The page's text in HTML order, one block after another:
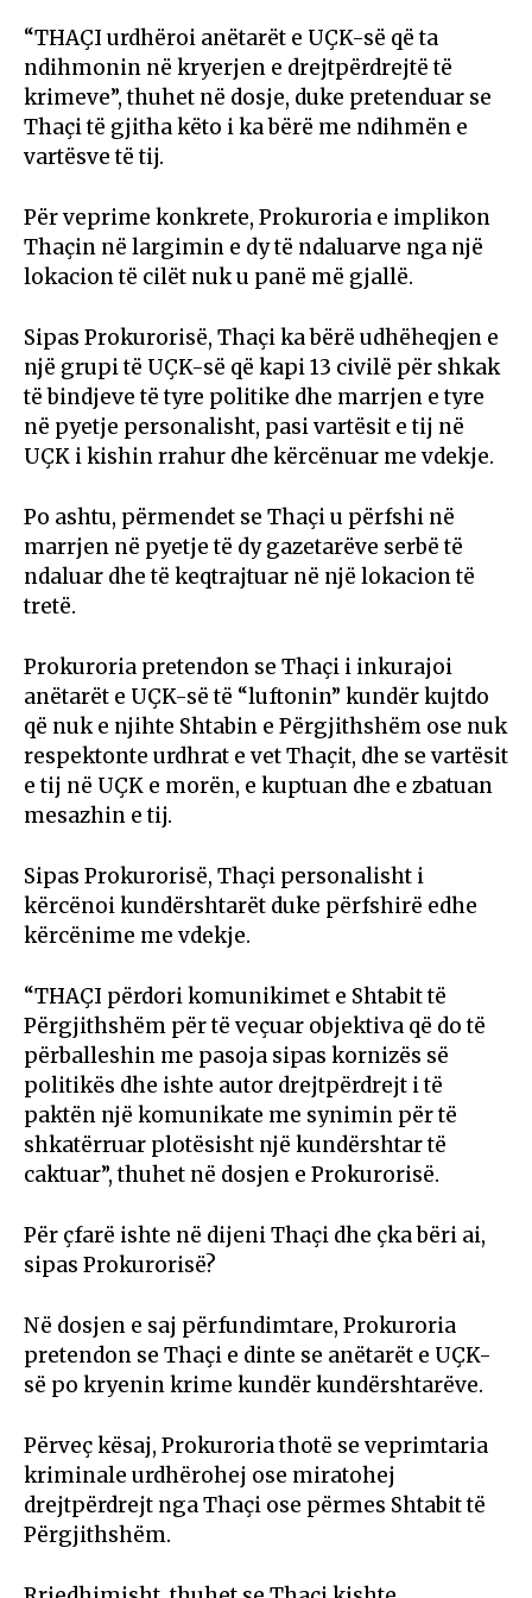
“THAÇI urdhëroi anëtarët e UÇK-së që ta
ndihmonin në kryerjen e drejtpërdrejtë të
krimeve”, thuhet në dosje, duke pretenduar se
Thaçi të gjitha këto i ka bërë me ndihmën e
vartësve të tij.
Për veprime konkrete, Prokuroria e implikon
Thaçin në largimin e dy të ndaluarve nga një
lokacion të cilët nuk u panë më gjallë.
Sipas Prokurorisë, Thaçi ka bërë udhëheqjen e
një grupi të UÇK-së që kapi 13 civilë për shkak
të bindjeve të tyre politike dhe marrjen e tyre
në pyetje personalisht, pasi vartësit e tij në
UÇK i kishin rrahur dhe kërcënuar me vdekje.
Po ashtu, përmendet se Thaçi u përfshi në
marrjen në pyetje të dy gazetarëve serbë të
ndaluar dhe të keqtrajtuar në një lokacion të
tretë.
Prokuroria pretendon se Thaçi i inkurajoi
anëtarët e UÇK-së të “luftonin” kundër kujtdo
që nuk e njihte Shtabin e Përgjithshëm ose nuk
respektonte urdhrat e vet Thaçit, dhe se vartësit
e tij në UÇK e morën, e kuptuan dhe e zbatuan
mesazhin e tij.
Sipas Prokurorisë, Thaçi personalisht i
kërcënoi kundërshtarët duke përfshirë edhe
kërcënime me vdekje.
“THAÇI përdori komunikimet e Shtabit të
Përgjithshëm për të veçuar objektiva që do të
përballeshin me pasoja sipas kornizës së
politikës dhe ishte autor drejtpërdrejt i të
paktën një komunikate me synimin për të
shkatërruar plotësisht një kundërshtar të
caktuar”, thuhet në dosjen e Prokurorisë.
Për çfarë ishte në dijeni Thaçi dhe çka bëri ai,
sipas Prokurorisë?
Në dosjen e saj përfundimtare, Prokuroria
pretendon se Thaçi e dinte se anëtarët e UÇK-
së po kryenin krime kundër kundërshtarëve.
Përveç kësaj, Prokuroria thotë se veprimtaria
kriminale urdhërohej ose miratohej
drejtpërdrejt nga Thaçi ose përmes Shtabit të
Përgjithshëm.